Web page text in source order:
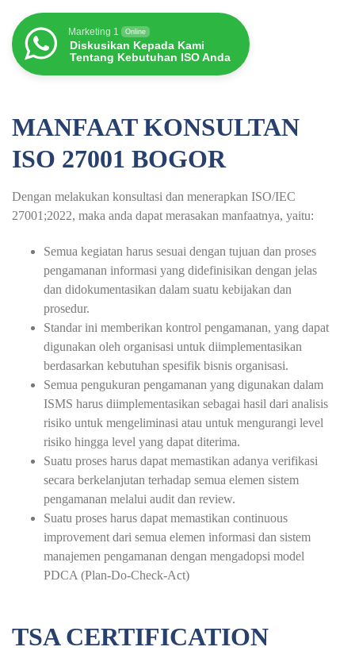
Marketing 1 Online
Diskusikan Kepada Kami
Tentang Kebutuhan ISO Anda
MANFAAT KONSULTAN
ISO 27001 BOGOR
Dengan melakukan konsultasi dan menerapkan ISO/IEC
27001;2022, maka anda dapat merasakan manfaatnya, yaitu:
Semua kegiatan harus sesuai dengan tujuan dan proses
pengamanan informasi yang didefinisikan dengan jelas
dan didokumentasikan dalam suatu kebijakan dan
prosedur.
Standar ini memberikan kontrol pengamanan, yang dapat
digunakan oleh organisasi untuk diimplementasikan
berdasarkan kebutuhan spesifik bisnis organisasi.
Semua pengukuran pengamanan yang digunakan dalam
ISMS harus diimplementasikan sebagai hasil dari analisis
risiko untuk mengeliminasi atau untuk mengurangi level
risiko hingga level yang dapat diterima.
Suatu proses harus dapat memastikan adanya verifikasi
secara berkelanjutan terhadap semua elemen sistem
pengamanan melalui audit dan review.
Suatu proses harus dapat memastikan continuous
improvement dari semua elemen informasi dan sistem
manajemen pengamanan dengan mengadopsi model
PDCA (Plan-Do-Check-Act)
TSA CERTIFICATION